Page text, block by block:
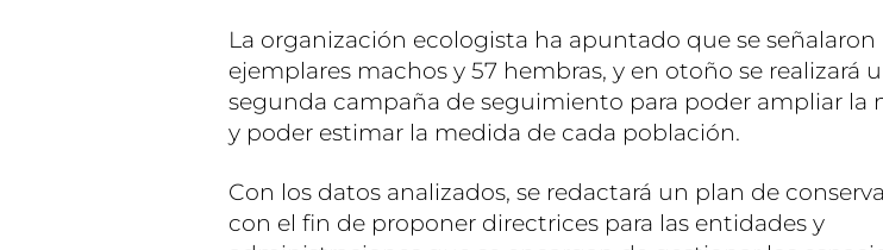
La organización ecologista ha apuntado que se señalaron
ejemplares machos y 57 hembras, y en otoño se realizará
segunda campaña de seguimiento para poder ampliar la
y poder estimar la medida de cada población.
Con los datos analizados, se redactará un plan de
con el fin de proponer directrices para las entidades y